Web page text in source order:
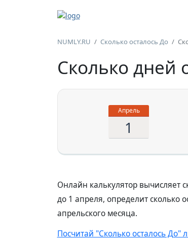
NUMLY.RU Сколько осталось До
Сколько дней
Апрель
1
Онлайн калькулятор вычисляет
до 1 апреля, определит сколько
апрельского месяца.
Посчитай "Сколько осталось До"